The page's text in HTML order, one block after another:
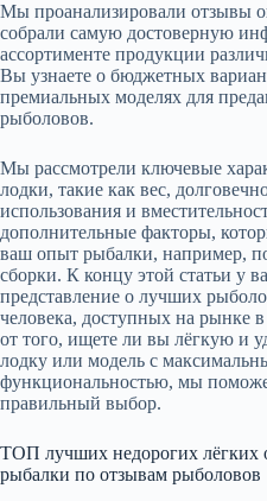
Мы проанализировали отзывы
собрали самую достоверную
ассортименте продукции
Вы узнаете о бюджетных
премиальных моделях для
рыболовов.
Мы рассмотрели ключевые
лодки, такие как вес,
использования и
дополнительные факторы,
ваш опыт рыбалки, например,
сборки. К концу этой статьи у
представление о лучших
человека, доступных на рынке
от того, ищете ли вы лёгкую и
лодку или модель с
функциональностью, мы
правильный выбор.
ТОП лучших недорогих лёгких
рыбалки по отзывам рыболовов